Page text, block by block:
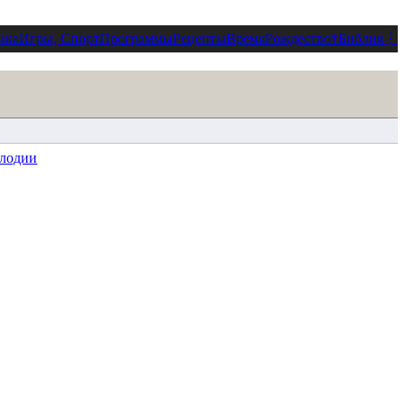
Игры, СпортПрограммыРецептыВремяРождество†Библия ⋮